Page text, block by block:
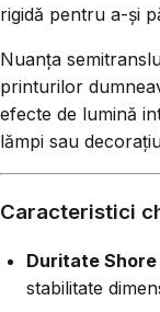
rigidă pentru a-și
Nuanța
printurilor
efecte de lumină
lămpi sau
Caracteristici
Duritate
stabilitate